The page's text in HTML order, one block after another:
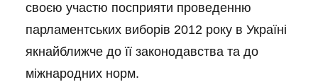
своєю участю посприяти проведенню
парламентських виборів 2012 року в Україні
якнайближче до її законодавства та до
міжнародних норм.